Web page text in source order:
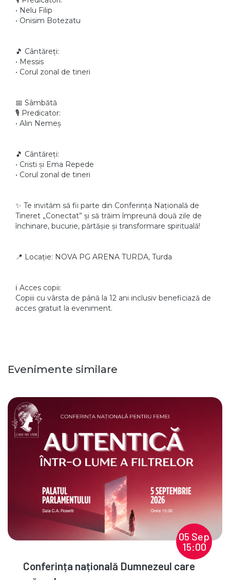
• Nelu Filip
• Onisim Botezatu
🎵 Cântăreți:
• Messis
• Corul zonal de tineri
📅 Sâmbătă
🎙️ Predicator:
• Alin Nemeș
🎵 Cântăreți:
• Cristi și Ema Repede
• Corul zonal de tineri
✨ Te invităm să fii parte din Conferința Națională de
Tineret „Conectat” și să trăim împreună două zile de
închinare, bucurie, părtășie și transformare spirituală!
📍 Locație: NOVA PG ARENA TURDA, Turda
ℹ️ Acces copii:
Copiii cu vârsta de până la 12 ani inclusiv beneficiază de
acces gratuit la eveniment.
Evenimente similare
05 Sep
15:00
Conferința națională Dumnezeul care